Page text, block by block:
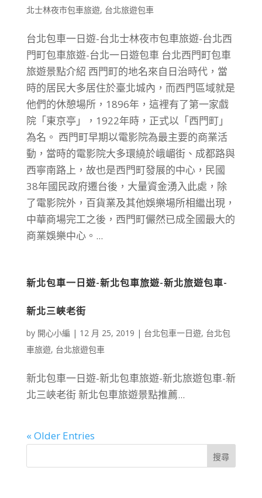
北士林夜市包車旅遊, 台北旅遊包車
台北包車一日遊-台北士林夜市包車旅遊-台北西
門町包車旅遊-台北一日遊包車 台北西門町包車
旅遊景點介紹 西門町的地名來自日治時代，當
時的居民大多居住於臺北城內，而西門區域就是
他們的休憩場所，1896年，這裡有了第一家戲
院「東京亭」，1922年時，正式以「西門町」
為名。 西門町早期以電影院為最主要的商業活
動，當時的電影院大多環繞於峨嵋街、成都路與
西寧南路上，故也是西門町發展的中心，民國
38年國民政府遷台後，大量資金湧入此處，除
了電影院外，百貨業及其他娛樂場所相繼出現，
中華商場完工之後，西門町儼然已成全國最大的
商業娛樂中心。...
新北包車一日遊-新北包車旅遊-新北旅遊包車-
新北三峽老街
by 開心小編 | 12 月 25, 2019 | 台北包車一日遊, 台北包
車旅遊, 台北旅遊包車
新北包車一日遊-新北包車旅遊-新北旅遊包車-新
北三峽老街 新北包車旅遊景點推薦...
« Older Entries
搜尋